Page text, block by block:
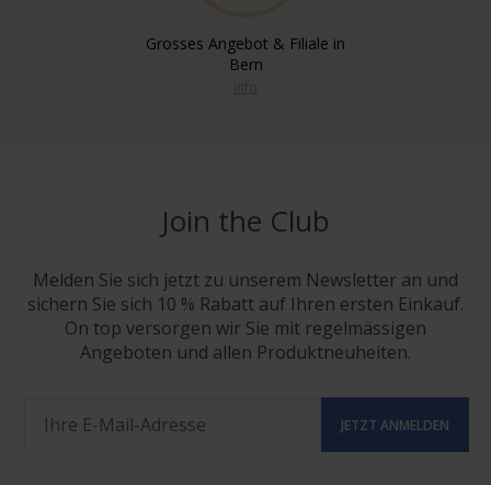
Grosses Angebot & Filiale in
Bern
Join the Club
Melden Sie sich jetzt zu unserem Newsletter an und
sichern Sie sich 10 % Rabatt auf Ihren ersten Einkauf.
On top versorgen wir Sie mit regelmässigen
Angeboten und allen Produktneuheiten.